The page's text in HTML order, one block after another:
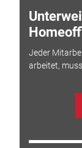
Jeder
arbeitet,